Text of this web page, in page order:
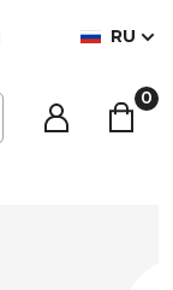
RU